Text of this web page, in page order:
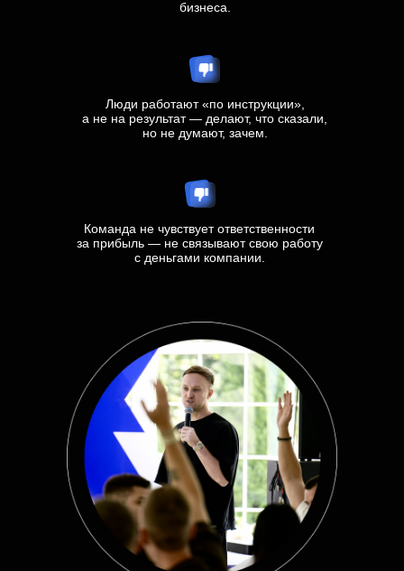
Люди работают «по инструкции»,
а не на результат — делают, что сказали,
но не думают, зачем.
Команда не чувствует ответственности
за прибыль — не связывают свою работу
с деньгами компании.
бизнеса.